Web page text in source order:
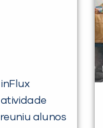
alunos